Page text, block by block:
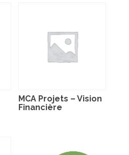
MCA Projets – Vision
Financière